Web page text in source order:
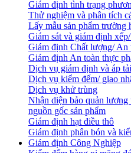
Giám định tình trạng
Thử nghiệm và phân tích
Lấy mẫu sản phẩm trường
Giám sát và giám định
Giám định Chất lượng/ An
Giám định An toàn thực
Dịch vụ giám định và áp tải
Dịch vụ kiểm đếm/ giao
Dịch vụ khử trùng
Nhận diện bảo quản
nguồn gốc sản phẩm
Giám định hạt điều thô
Giám định phân bón và
Giám định Công Nghiệp